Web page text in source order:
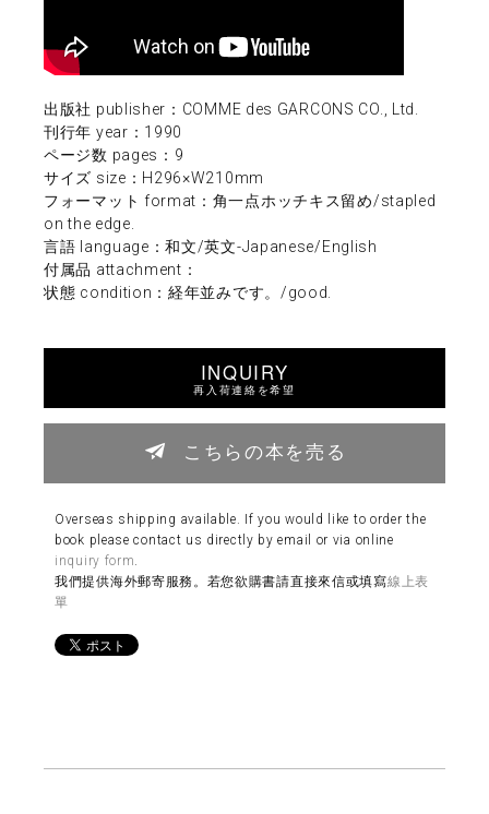
出版社 publisher：COMME des GARCONS CO., Ltd.
刊行年 year：1990
ページ数 pages：9
サイズ size：H296×W210mm
フォーマット format：角一点ホッチキス留め/stapled
on the edge.
言語 language：和文/英文-Japanese/English
付属品 attachment：
状態 condition：経年並みです。/good.
INQUIRY
再入荷連絡を希望
こちらの本を売る
Overseas shipping available. If you would like to order the
book please contact us directly by email or via online
inquiry form
我們提供海外郵寄服務。若您欲購書請直接來信或填寫線上表
單